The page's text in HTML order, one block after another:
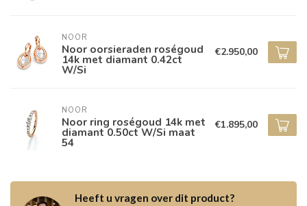
NOOR
Noor oorsieraden roségoud
14k met diamant 0.42ct
W/Si
€2.950,00
NOOR
Noor ring roségoud 14k met
diamant 0.50ct W/Si maat
54
€1.895,00
Heeft u vragen over dit product?